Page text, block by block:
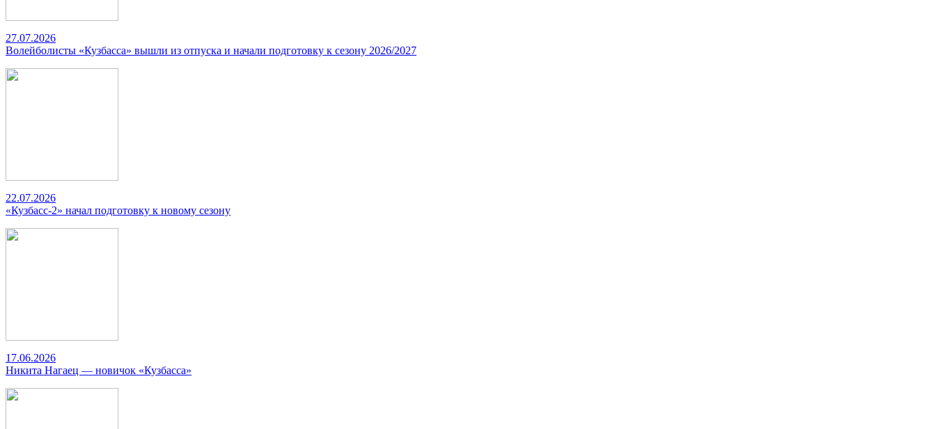
27.07.2026
Волейболисты «Кузбасса» вышли из отпуска и начали подготовку к сезону 2026/2027
22.07.2026
«Кузбасс-2» начал подготовку к новому сезону
17.06.2026
Никита Нагаец — новичок «Кузбасса»